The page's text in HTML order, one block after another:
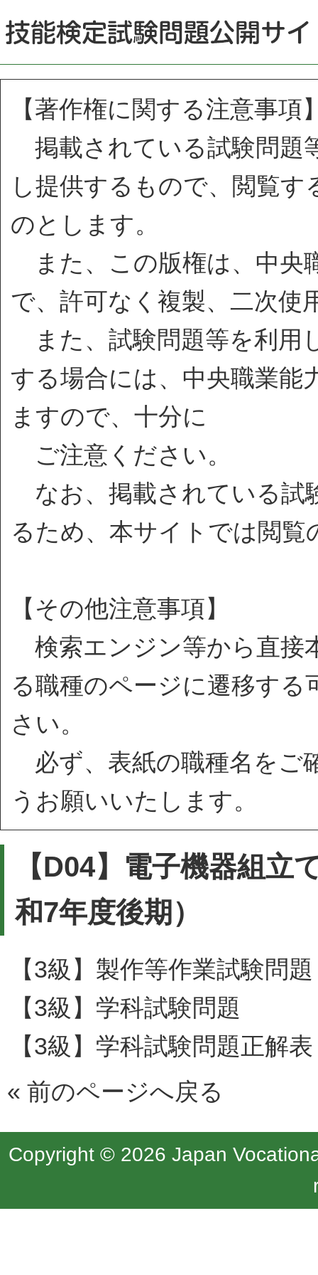
【著作権に関する注意事項
掲載されている試験問題
し提供するもので、閲覧
のとします。
また、この版権は、中央
で、許可なく複製、二次使
また、試験問題等を利用
する場合には、中央職業能
ますので、十分に
ご注意ください。
なお、掲載されている試
るため、本サイトでは閲
【その他注意事項】
検索エンジン等から直接
る職種のページに遷移す
さい。
必ず、表紙の職種名をご
うお願いいたします。
【D04】電子機器組立
和7年度後期）
【3級】製作等作業試験問題
【3級】学科試験問題
【3級】学科試験問題正解表
« 前のページへ戻る
Copyright © 2026 Japan